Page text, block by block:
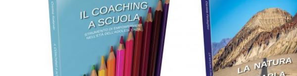
eBook in ePub
6,99€ 13,90 €
CartaceoeBook in ePub
5,99€ 12,90€